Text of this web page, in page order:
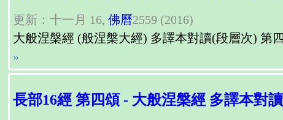
更新：十一月 16, 佛曆2559 (2016)
大般涅槃經 (般涅槃大經) 多譯本對讀(段層次) 第四
»
長部16經 第四頌 - 大般涅槃經 多譯本對讀